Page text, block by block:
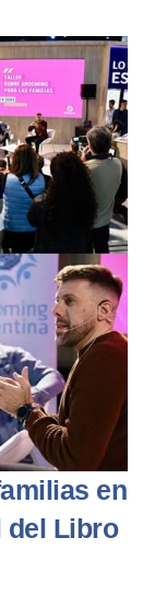
en
del Libro